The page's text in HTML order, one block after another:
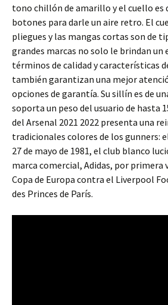
tono chillón de amarillo y el cuello es
botones para darle un aire retro. El
pliegues y las mangas cortas son de
grandes marcas no solo le brindan un
términos de calidad y características
también garantizan una mejor
opciones de garantía. Su sillín es de
soporta un peso del usuario de hasta
del Arsenal 2021 2022 presenta una
tradicionales colores de los gunners:
27 de mayo de 1981, el club blanco
marca comercial, Adidas, por primera
Copa de Europa contra el Liverpool
des Princes de París.